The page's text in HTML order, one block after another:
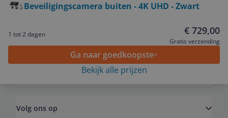
Beveiligingscamera buiten - 4K UHD - Zwart
1 tot 2 dagen € 729,00
Gratis verzending
Ga naar goedkoopste
Bekijk alle prijzen
Service
Algemeen
Volg ons op